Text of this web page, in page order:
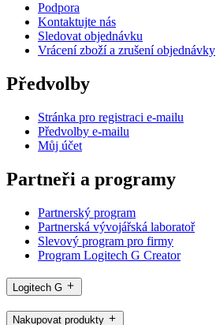
Podpora
Kontaktujte nás
Sledovat objednávku
Vrácení zboží a zrušení objednávky
Předvolby
Stránka pro registraci e-mailu
Předvolby e-mailu
Můj účet
Partneři a programy
Partnerský program
Partnerská vývojářská laboratoř
Slevový program pro firmy
Program Logitech G Creator
Logitech G
Nakupovat produkty